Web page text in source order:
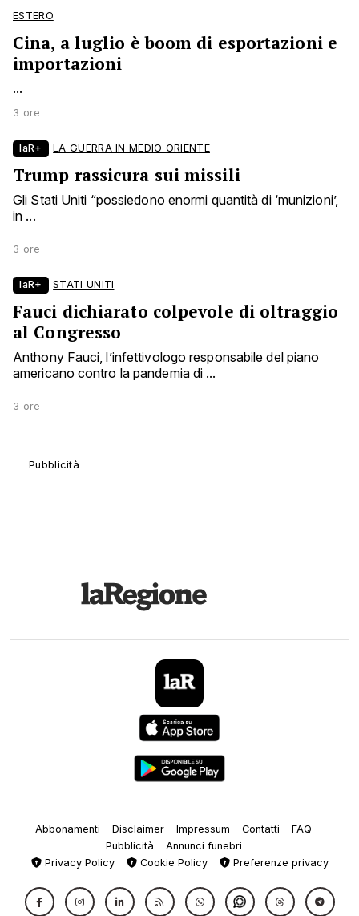
ESTERO
Cina, a luglio è boom di esportazioni e
importazioni
...
3 ore
laR+ LA GUERRA IN MEDIO ORIENTE
Trump rassicura sui missili
Gli Stati Uniti “possiedono enormi quantità di ‘munizioni’,
in ...
3 ore
laR+ STATI UNITI
Fauci dichiarato colpevole di oltraggio
al Congresso
Anthony Fauci, l’infettivologo responsabile del piano
americano contro la pandemia di ...
3 ore
Abbonamenti Disclaimer Impressum Contatti
FAQ
Pubblicità
Annunci funebri
Privacy Policy
Cookie Policy Preferenze privacy